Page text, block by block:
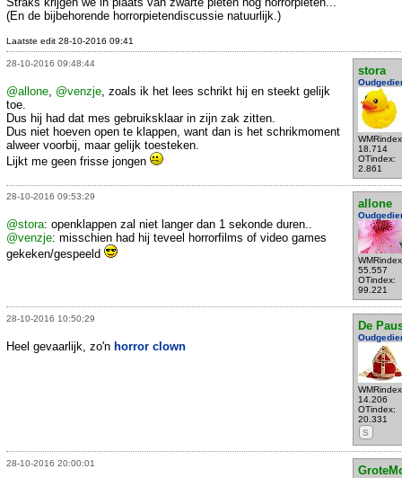
(En de bijbehorende horrorpietendiscussie natuurlijk.)
Laatste edit 28-10-2016 09:41
28-10-2016 09:48:44
stora
18.714
OTindex:
2.861
@allone @venzje , zoals ik het lees schrikt hij en steekt gelijk
toe.
Dus hij had dat mes gebruiksklaar in zijn zak zitten.
Dus niet hoeven open te klappen, want dan is het schrikmoment
alweer voorbij, maar gelijk toesteken.
Lijkt me geen frisse jongen
28-10-2016 09:53:29
allone
55.557
OTindex:
99.221
@stora: openklappen zal niet langer dan 1 sekonde duren..
@venzje: misschien had hij teveel horrorfilms of video games
gekeken/gespeeld
28-10-2016 10:50:29
De
14.206
OTindex:
20.331
S
Heel gevaarlijk, zo'n horror clown
28-10-2016 20:00:01